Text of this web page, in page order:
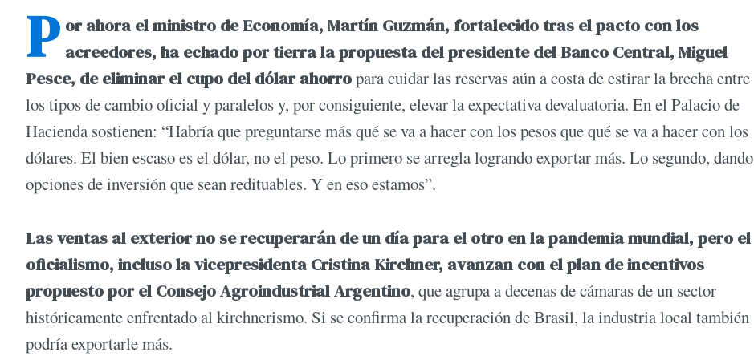
P or ahora el ministro de Economía, Martín Guzmán, fortalecido tras el pacto con los
acreedores, ha echado por tierra la propuesta del presidente del Banco Central, Miguel
Pesce, de eliminar el cupo del dólar ahorropara cuidar las reservas aún a costa de estirar la brecha entre
los tipos de cambio oficial y paralelos y, por consiguiente, elevar la expectativa devaluatoria. En el Palacio de
Hacienda sostienen: “Habría que preguntarse más qué se va a hacer con los pesos que qué se va a hacer con los
dólares. El bien escaso es el dólar, no el peso. Lo primero se arregla logrando exportar más. Lo segundo, dando
opciones de inversión que sean redituables. Y en eso estamos”.
Las ventas al exterior no se recuperarán de un día para el otro en la pandemia mundial, pero el
oficialismo, incluso la vicepresidenta Cristina Kirchner, avanzan con el plan de incentivos
propuesto por el Consejo Agroindustrial Argentino, que agrupa a decenas de cámaras de un sector
históricamente enfrentado al kirchnerismo. Si se confirma la recuperación de Brasil, la industria local también
podría exportarle más.